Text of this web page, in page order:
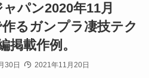
パン2020年11月
るガンプラ凄技テク
掲載作例。
30日 2021年11月20日